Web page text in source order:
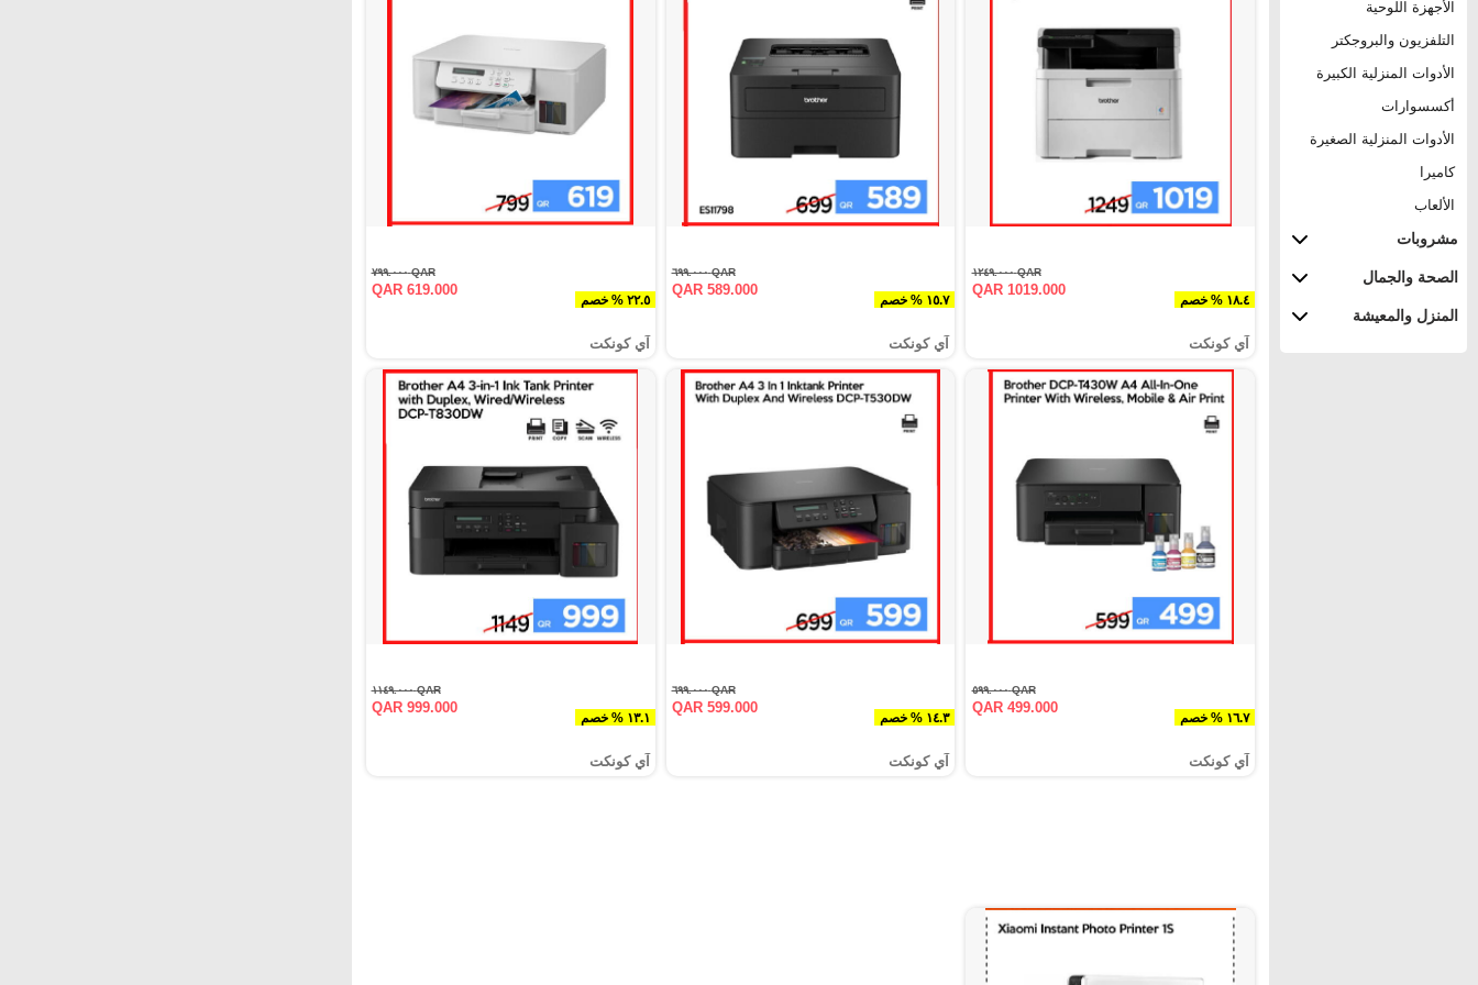
الأجهزة اللوحية
التلفزيون والبروجكتر
الأدوات المنزلية الكبيرة
أكسسوارات
الأدوات المنزلية الصغيرة
كاميرا
الألعاب
مشروبات
الصحة والجمال
المنزل والمعيشة
١٨.٤ % خصم
QAR ١٢٤٩.٠٠٠
QAR 1019.000
آي كونكت
١٥.٧ % خصم
QAR ٦٩٩.٠٠٠
QAR 589.000
آي كونكت
٢٢.٥ % خصم
QAR ٧٩٩.٠٠٠
QAR 619.000
آي كونكت
١٦.٧ % خصم
QAR ٥٩٩.٠٠٠
QAR 499.000
آي كونكت
١٤.٣ % خصم
QAR ٦٩٩.٠٠٠
QAR 599.000
آي كونكت
١٣.١ % خصم
QAR ١١٤٩.٠٠٠
QAR 999.000
آي كونكت